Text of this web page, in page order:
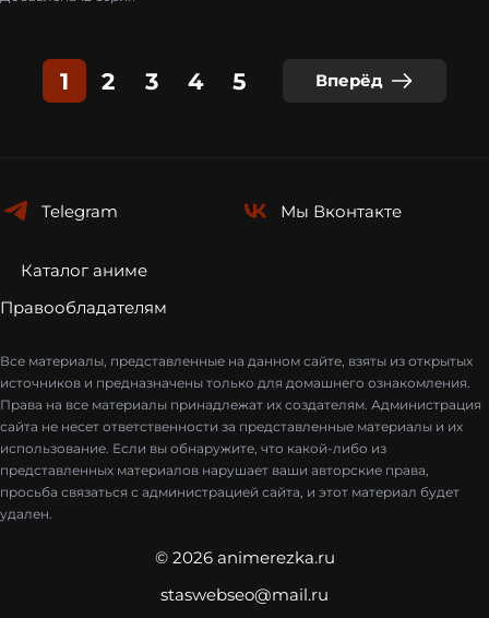
1 2 3 4 5 Вперёд
Telegram Мы Вконтакте
Каталог аниме
Правообладателям
Все материалы, представленные на данном сайте, взяты из открытых
источников и предназначены только для домашнего ознакомления.
Права на все материалы принадлежат их создателям. Администрация
сайта не несет ответственности за представленные материалы и их
использование. Если вы обнаружите, что какой-либо из
представленных материалов нарушает ваши авторские права,
просьба связаться с администрацией сайта, и этот материал будет
удален.
© 2026 animerezka.ru
staswebseo@mail.ru